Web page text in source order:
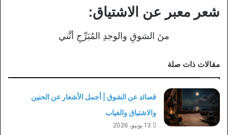
شعر معبر عن الاشتياق:
منَ الشوقِ والوجدِ المُبَرِّحِ أنَّني
مقالات ذات صلة
قصائد عن الشوق | أجمل الأشعار عن الحنين
والاشتياق والغياب
13 يونيو، 2026